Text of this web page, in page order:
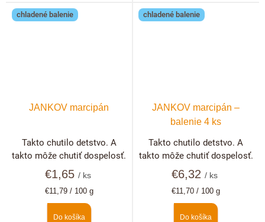
chladené balenie
JANKOV marcipán
€1,65 / ks
Jednotková
€11,79 / 100 g
Do košíka
Takto chutilo detstvo. A
takto môže chutiť dospelosť.
chladené balenie
JANKOV marcipán –
balenie 4 ks
€6,32/ ks
Jednotková
€11,70 / 100 g
Do košíka
Takto chutilo detstvo. A
takto môže chutiť dospelosť.